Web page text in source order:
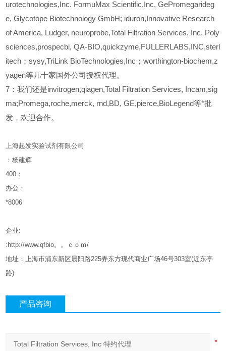
urotechnologies,Inc. FormuMax Scientific,Inc, GePromegarideg
e, Glycotope Biotechnology GmbH; iduron,Innovative Research
of America, Ludger, neuroprobe,Total Filtration Services, Inc, Poly
sciences,prospecbi, QA-BIO,quickzyme,FULLERLABS,INC,sterl
itech；sysy,TriLink BioTechnologies,Inc；worthington-biochem,z
yagen等几十家国外公司授权代理。
7：我们还是invitrogen,qiagen,Total Filtration Services, Incam,sig
ma;Promega,roche,merck, rnd,BD, GE,pierce,BioLegend等*批
发，欢迎合作。
上海起发实验试剂有限公司
：杨建辉
400 ：
办公：
*8006
企业:
:http://www.qfbio。。ｃｏｍ/
地址：上海市浦东新区晨阳路225弄东方现代商业广场46号303室(近东亭
路)
产品咨询